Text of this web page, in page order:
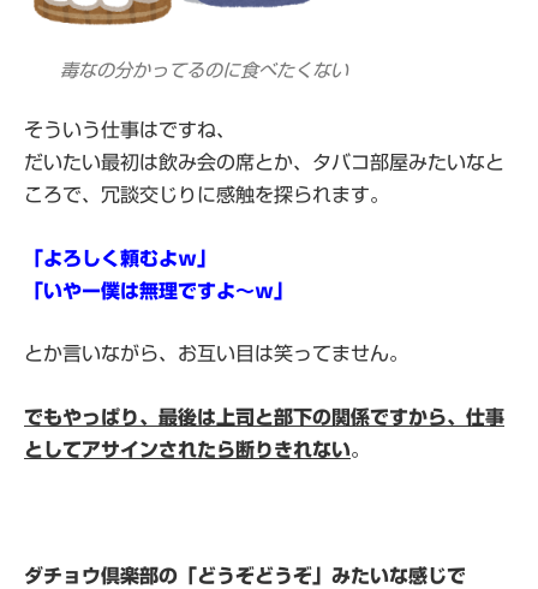
毒なの分かってるのに食べたくない
そういう仕事はですね、
だいたい最初は飲み会の席とか、タバコ部屋みたいなと
ころで、冗談交じりに感触を探られます。
「よろしく頼むよｗ」
「いやー僕は無理ですよ〜ｗ」
とか言いながら、お互い目は笑ってません。
でもやっぱり、最後は上司と部下の関係ですから、仕事
としてアサインされたら断りきれない。
ダチョウ倶楽部の「どうぞどうぞ」みたいな感じで